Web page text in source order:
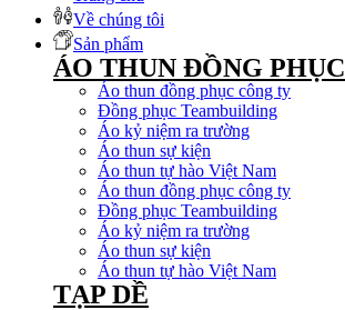
Về chúng tôi
Sản phẩm
ÁO THUN ĐỒNG PHỤC
Áo thun đồng phục công ty
Đồng phục Teambuilding
Áo kỷ niệm ra trường
Áo thun sự kiện
Áo thun tự hào Việt Nam
Áo thun đồng phục công ty
Đồng phục Teambuilding
Áo kỷ niệm ra trường
Áo thun sự kiện
Áo thun tự hào Việt Nam
TẠP DỀ